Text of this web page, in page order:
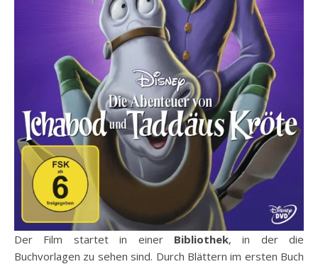
Der Film startet in einer Bibliothek, in der die
Buchvorlagen zu sehen sind. Durch Blättern im ersten Buch